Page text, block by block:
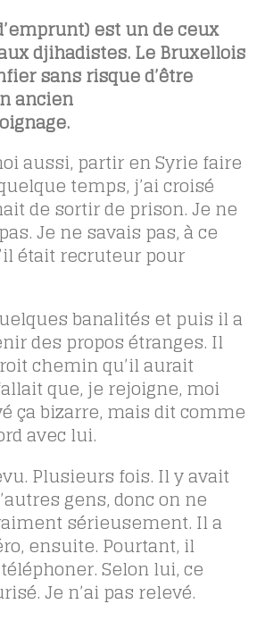
est un de ceux
djihadistes. Le Bruxellois
sans risque d’être
ancien
aussi, partir en Syrie faire
temps, j’ai croisé
de sortir de prison. Je ne
Je ne savais pas, à ce
était recruteur pour
banalités et puis il a
des propos étranges. Il
chemin qu’il aurait
que, je rejoigne, moi
ça bizarre, mais dit comme
avec lui.
Plusieurs fois. Il y avait
gens, donc on ne
sérieusement. Il a
ensuite. Pourtant, il
Selon lui, ce
Je n’ai pas relevé.